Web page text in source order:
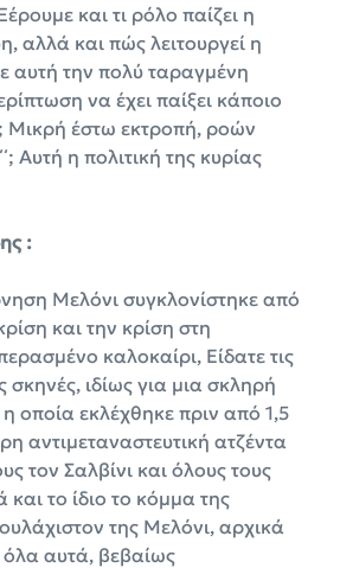
και τι ρόλο παίζει η
αλλά και πώς λειτουργεί η
αυτή την πολύ ταραγμένη
να έχει παίξει κάποιο
Mικρή έστω εκτροπή, ροών
Αυτή η πολιτική της κυρίας
:
Μελόνι συγκλονίστηκε από
και την κρίση στη
καλοκαίρι, Είδατε τις
σκηνές, ιδίως για μια σκληρή
οποία εκλέχθηκε πριν από 1,5
αντιμεταναστευτική ατζέντα
τον Σαλβίνι και όλους τους
το ίδιο το κόμμα της
της Μελόνι, αρχικά
όλα αυτά, βεβαίως